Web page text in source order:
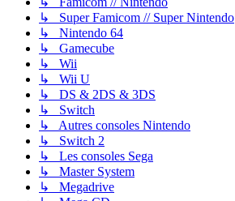
↳ Super Famicom // Super Nintendo
↳ Nintendo 64
↳ Gamecube
↳ Wii
↳ Wii U
↳ DS & 2DS & 3DS
↳ Switch
↳ Autres consoles Nintendo
↳ Switch 2
↳ Les consoles Sega
↳ Master System
↳ Megadrive